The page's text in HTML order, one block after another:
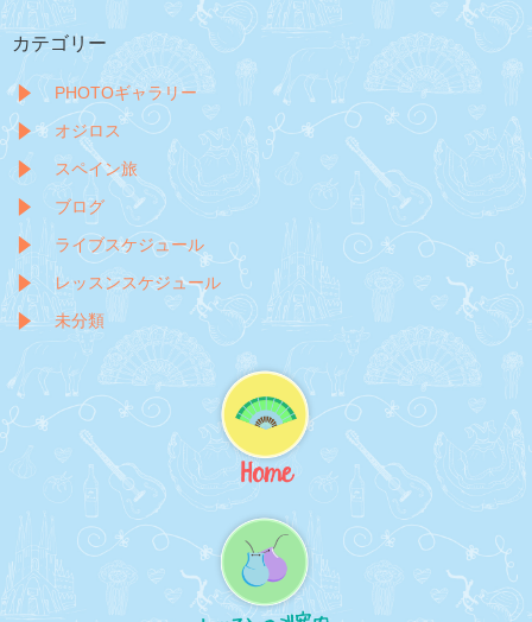
カテゴリー
PHOTOギャラリー
オジロス
スペイン旅
ブログ
ライブスケジュール
レッスンスケジュール
未分類